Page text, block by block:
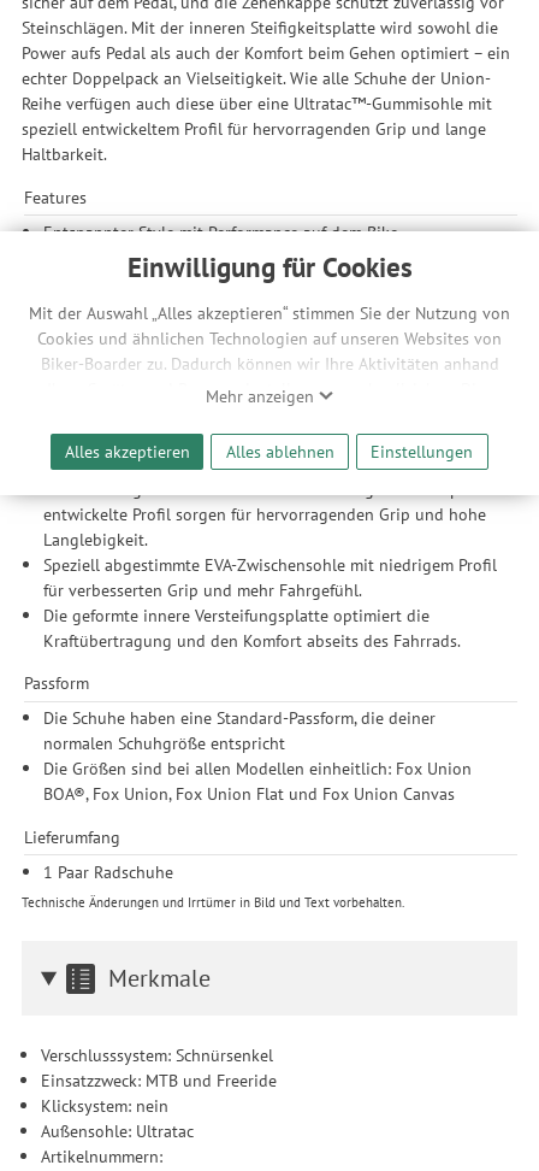
Einwilligung für Cookies
Mit der Auswahl „Alles akzeptieren“ stimmen Sie der Nutzung von
Cookies und ähnlichen Technologien auf unseren Websites von
Biker-Boarder zu. Dadurch können wir Ihre Aktivitäten anhand
Ihrer Geräte- und Browsereinstellungen nachvollziehen. Dies
ermöglicht es uns, anhand ihrer Interessen nutzungsbasierte
Werbeanzeigen für Sie bereitzustellen sowie Funktionalitäten
unserer Website sicherzustellen und stetig zu verbessern. Dabei
werden Ihre Daten auch an Drittanbieter und Werbepartner
weitergegeben. Die Verarbeitung erfolgt ausschließlich zum
Zwecke der Einbindung von Streaming-Inhalten und der
Durchführung von statistischer Analyse, Reichweitenmessungen,
Produktempfehlungen und nutzungsbasierter Werbung.
Informationen zu den einzelnen Funktionen, den Drittanbietern
und der Speicherdauer finden Sie unter Einstellungen. Diese
erforderlich und gilt, bis sie widerrufen wird. Sie können Ihre
Einwilligung unter Einstellungen lediglich für bestimmte
Drittanbieter erteilen und jederzeit für die Zukunft widerrufen.
Mehr anzeigen
Alles akzeptieren Alles ablehnen Einstellungen
Steinschlägen. Mit der inneren Steifigkeitsplatte wird sowohl die
Power aufs Pedal als auch der Komfort beim Gehen optimiert – ein
echter Doppelpack an Vielseitigkeit. Wie alle Schuhe der Union-
Reihe verfügen auch diese über eine Ultratac™-Gummisohle mit
speziell entwickeltem Profil für hervorragenden Grip und lange
Haltbarkeit.
Features
Entspannter Style mit Performance auf dem Bike.
Das Mid-Top-Design bietet zusätzlichen Knöchelschutz
während der Fahrt.
Oberschuh
Strapazierfähiges Canvas-Obermaterial für Komfort und
Styling auf und abseits des Fahrrads.
Geformte Zehenkappe, die vor Steinschlägen schützt.
entwickelte Profil sorgen für hervorragenden Grip und hohe
Langlebigkeit.
Speziell abgestimmte EVA-Zwischensohle mit niedrigem Profil
für verbesserten Grip und mehr Fahrgefühl.
Die geformte innere Versteifungsplatte optimiert die
Kraftübertragung und den Komfort abseits des Fahrrads.
Passform
Die Schuhe haben eine Standard-Passform, die deiner
normalen Schuhgröße entspricht
Die Größen sind bei allen Modellen einheitlich: Fox Union
BOA®, Fox Union, Fox Union Flat und Fox Union Canvas
Lieferumfang
1 Paar Radschuhe
Technische Änderungen und Irrtümer in Bild und Text vorbehalten.
Merkmale
Verschlusssystem: Schnürsenkel
Einsatzzweck: MTB und Freeride
Klicksystem: nein
Außensohle: Ultratac
Artikelnummern: